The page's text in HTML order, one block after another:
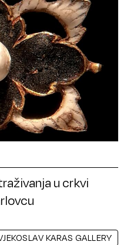
u crkvi
KARAS GALLERY